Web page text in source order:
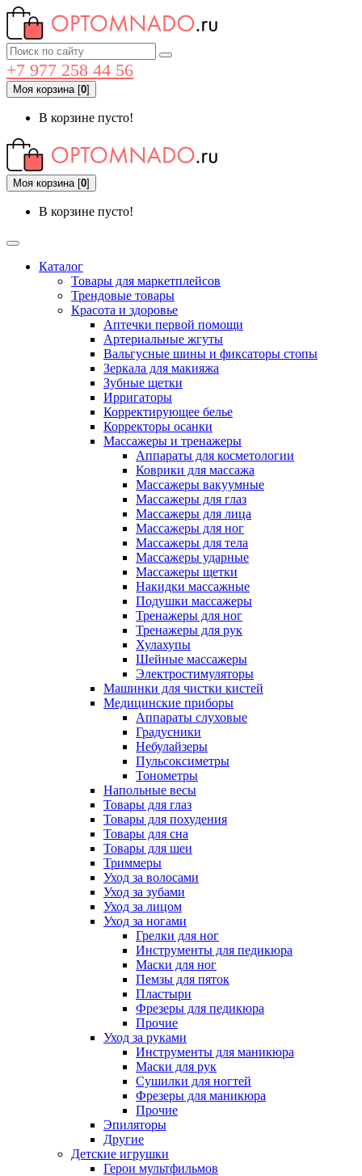
+7 977 258 44 56
Моя корзина[0]
В корзине пусто!
Моя корзина[0]
В корзине пусто!
Каталог
Товары для маркетплейсов
Трендовые товары
Красота и здоровье
Аптечки первой помощи
Артериальные жгуты
Вальгусные шины и фиксаторы стопы
Зеркала для макияжа
Зубные щетки
Ирригаторы
Корректирующее белье
Корректоры осанки
Массажеры и тренажеры
Аппараты для косметологии
Коврики для массажа
Массажеры вакуумные
Массажеры для глаз
Массажеры для лица
Массажеры для ног
Массажеры для тела
Массажеры ударные
Массажеры щетки
Накидки массажные
Подушки массажеры
Тренажеры для ног
Тренажеры для рук
Хулахупы
Шейные массажеры
Электростимуляторы
Машинки для чистки кистей
Медицинские приборы
Аппараты слуховые
Градусники
Небулайзеры
Пульсоксиметры
Тонометры
Напольные весы
Товары для глаз
Товары для похудения
Товары для сна
Товары для шеи
Триммеры
Уход за волосами
Уход за зубами
Уход за лицом
Уход за ногами
Грелки для ног
Инструменты для педикюра
Маски для ног
Пемзы для пяток
Пластыри
Фрезеры для педикюра
Прочие
Уход за руками
Инструменты для маникюра
Маски для рук
Сушилки для ногтей
Фрезеры для маникюра
Прочие
Эпиляторы
Другие
Детские игрушки
Герои мультфильмов